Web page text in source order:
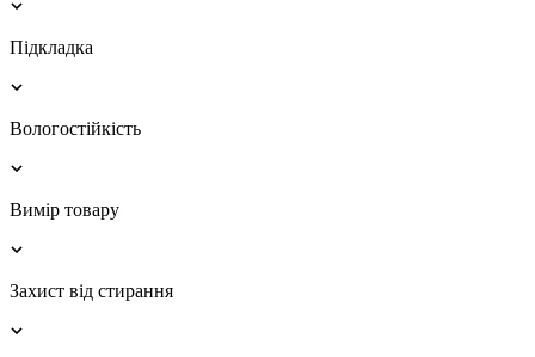
Підкладка
Вологостійкість
Вимір товару
Захист від стирання